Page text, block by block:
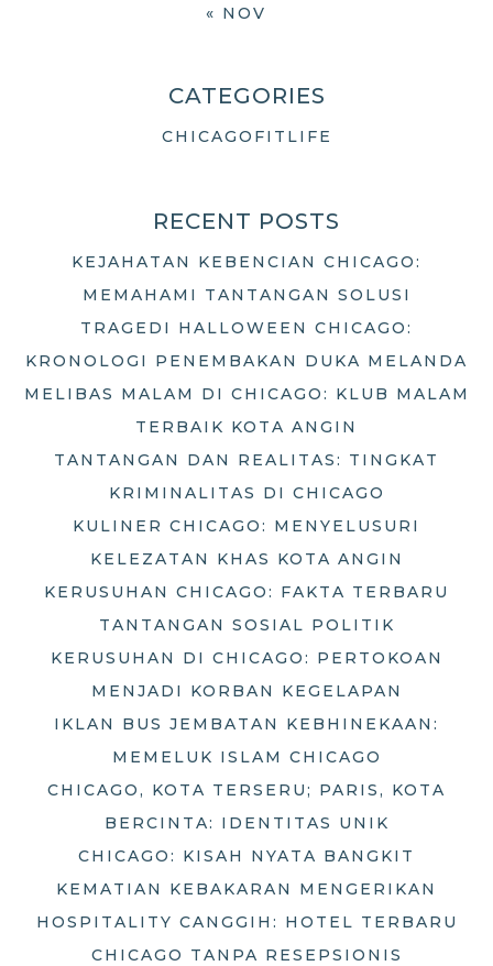
« NOV
CATEGORIES
CHICAGOFITLIFE
RECENT POSTS
KEJAHATAN KEBENCIAN CHICAGO:
MEMAHAMI TANTANGAN SOLUSI
TRAGEDI HALLOWEEN CHICAGO:
KRONOLOGI PENEMBAKAN DUKA MELANDA
MELIBAS MALAM DI CHICAGO: KLUB MALAM
TERBAIK KOTA ANGIN
TANTANGAN DAN REALITAS: TINGKAT
KRIMINALITAS DI CHICAGO
KULINER CHICAGO: MENYELUSURI
KELEZATAN KHAS KOTA ANGIN
KERUSUHAN CHICAGO: FAKTA TERBARU
TANTANGAN SOSIAL POLITIK
KERUSUHAN DI CHICAGO: PERTOKOAN
MENJADI KORBAN KEGELAPAN
IKLAN BUS JEMBATAN KEBHINEKAAN:
MEMELUK ISLAM CHICAGO
CHICAGO, KOTA TERSERU; PARIS, KOTA
BERCINTA: IDENTITAS UNIK
CHICAGO: KISAH NYATA BANGKIT
KEMATIAN KEBAKARAN MENGERIKAN
HOSPITALITY CANGGIH: HOTEL TERBARU
CHICAGO TANPA RESEPSIONIS